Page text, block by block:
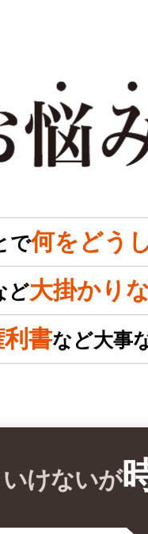
で何をどう
ど大掛かり
書など大事
けないが